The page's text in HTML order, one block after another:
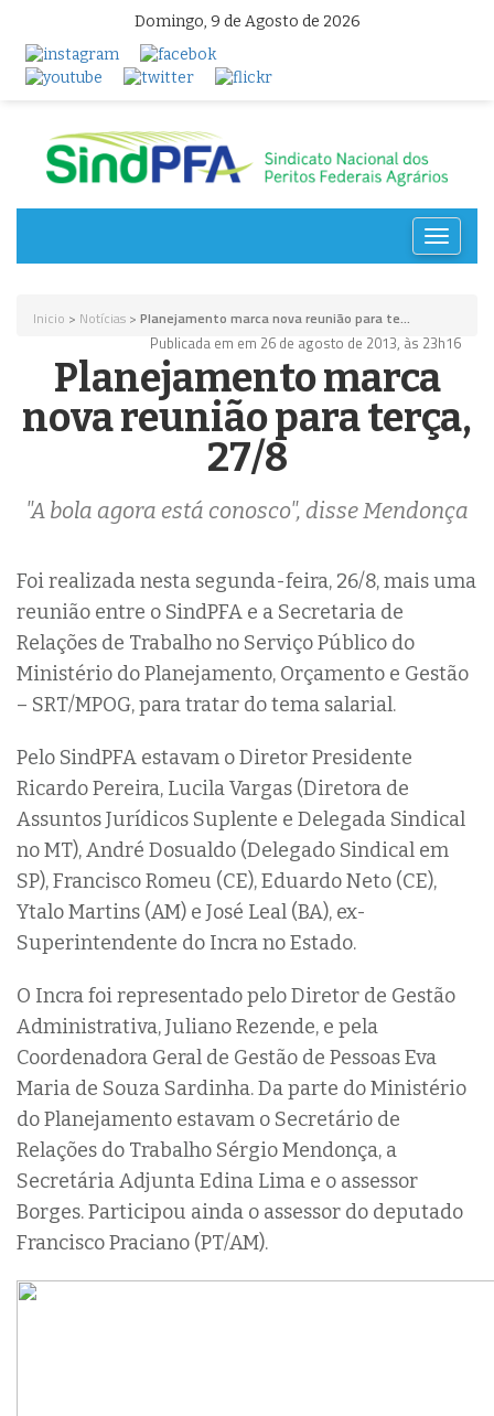
Domingo, 9 de Agosto de 2026
Toggle
Inicio > Notícias > Planejamento marca nova reunião para te...
Publicada em em 26 de agosto de 2013, às 23h16
Planejamento marca
nova reunião para terça,
27/8
"A bola agora está conosco", disse Mendonça
Foi realizada nesta segunda-feira, 26/8, mais uma
reunião entre o SindPFA e a Secretaria de
Relações de Trabalho no Serviço Público do
Ministério do Planejamento, Orçamento e Gestão
– SRT/MPOG, para tratar do tema salarial.
Pelo SindPFA estavam o Diretor Presidente
Ricardo Pereira, Lucila Vargas (Diretora de
Assuntos Jurídicos Suplente e Delegada Sindical
no MT), André Dosualdo (Delegado Sindical em
SP), Francisco Romeu (CE), Eduardo Neto (CE),
Ytalo Martins (AM) e José Leal (BA), ex-
Superintendente do Incra no Estado.
O Incra foi representado pelo Diretor de Gestão
Administrativa, Juliano Rezende, e pela
Coordenadora Geral de Gestão de Pessoas Eva
Maria de Souza Sardinha. Da parte do Ministério
do Planejamento estavam o Secretário de
Relações do Trabalho Sérgio Mendonça, a
Secretária Adjunta Edina Lima e o assessor
Borges. Participou ainda o assessor do deputado
Francisco Praciano (PT/AM).